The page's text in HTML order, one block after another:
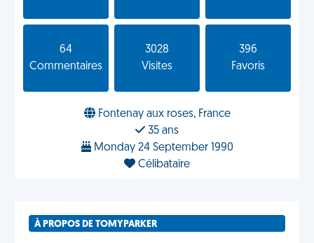
64
Commentaires
3028
Visites
396
Favoris
Fontenay aux roses, France
35 ans
Monday 24 September 1990
Célibataire
À PROPOS DE TOMYPARKER